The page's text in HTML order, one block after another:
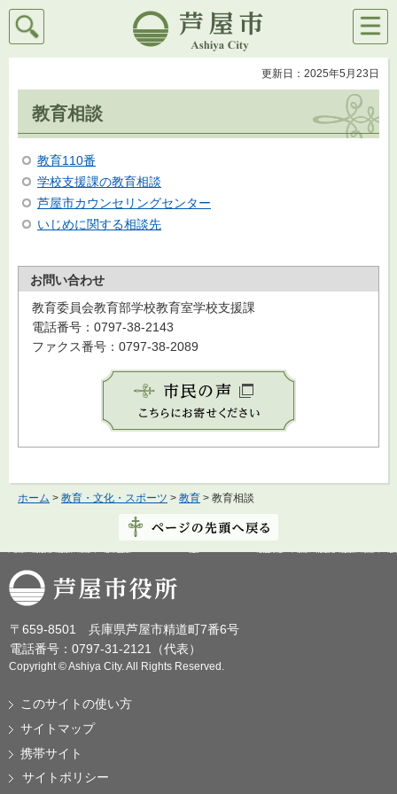
芦屋市
検索
メニ
ュー
更新日：2025年5月23日
教育相談
教育110番
学校支援課の教育相談
芦屋市カウンセリングセンター
いじめに関する相談先
お問い合わせ
教育委員会教育部学校教育室学校支援課
電話番号：0797-38-2143
ファクス番号：0797-38-2089
ホーム > 教育・文化・スポーツ > 教育 > 教育相談
芦屋市役所
〒659-8501 兵庫県芦屋市精道町7番6号
電話番号：0797-31-2121（代表）
Copyright © Ashiya City. All Rights Reserved.
このサイトの使い方
サイトマップ
携帯サイト
サイトポリシー